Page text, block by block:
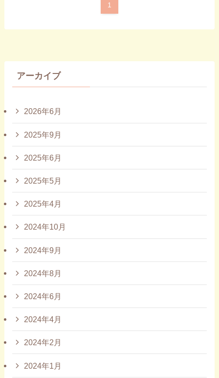
1
アーカイブ
2026年6月
2025年9月
2025年6月
2025年5月
2025年4月
2024年10月
2024年9月
2024年8月
2024年6月
2024年4月
2024年2月
2024年1月